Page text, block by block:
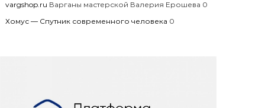
vargshop.ru Варганы мастерской Валерия Ерошева 0
Хомус — Спутник современного человека 0